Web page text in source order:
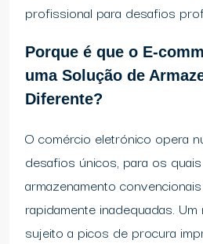
profissional para desafios
Porque é que o E-
uma Solução de
Diferente?
O comércio eletrónico opera
desafios únicos, para os
armazenamento
rapidamente inadequadas.
sujeito a picos de procura